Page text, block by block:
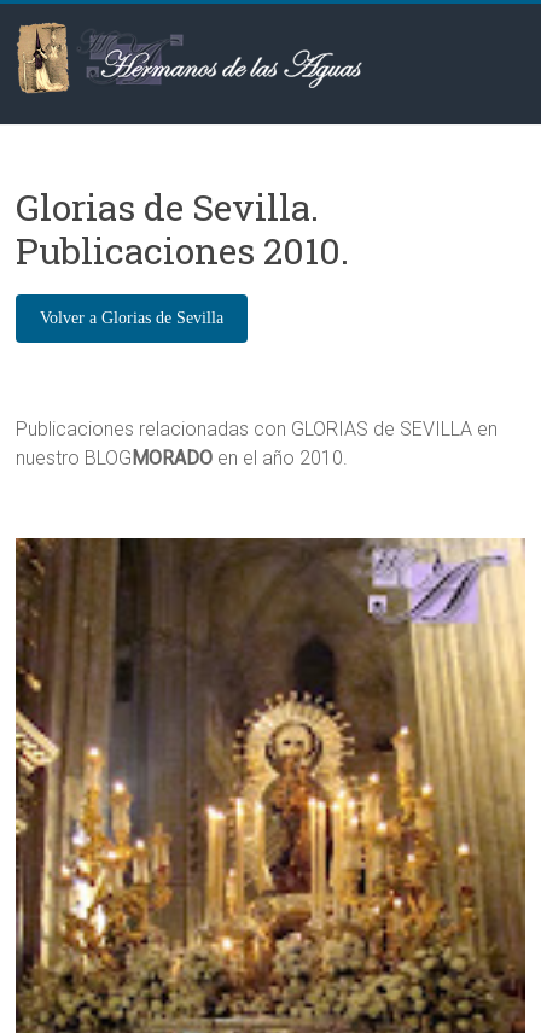
contenido
Hermanos
las
Aguas
Glorias de Sevilla.
Publicaciones 2010.
Publicaciones relacionadas con GLORIAS de SEVILLA en
nuestro BLOG MORADO en el año 2010.